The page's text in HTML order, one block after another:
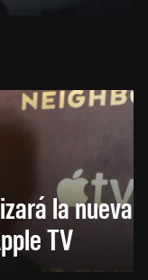
la nueva
TV